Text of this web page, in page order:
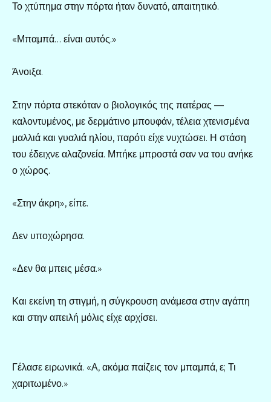
Το χτύπημα στην πόρτα ήταν δυνατό, απαιτητικό.
«Μπαμπά… είναι αυτός.»
Άνοιξα.
Στην πόρτα στεκόταν ο βιολογικός της πατέρας —
καλοντυμένος, με δερμάτινο μπουφάν, τέλεια χτενισμένα
μαλλιά και γυαλιά ηλίου, παρότι είχε νυχτώσει. Η στάση
του έδειχνε αλαζονεία. Μπήκε μπροστά σαν να του ανήκε
ο χώρος.
«Στην άκρη», είπε.
Δεν υποχώρησα.
«Δεν θα μπεις μέσα.»
Και εκείνη τη στιγμή, η σύγκρουση ανάμεσα στην αγάπη
και στην απειλή μόλις είχε αρχίσει.
Γέλασε ειρωνικά. «Α, ακόμα παίζεις τον μπαμπά, ε; Τι
χαριτωμένο.»